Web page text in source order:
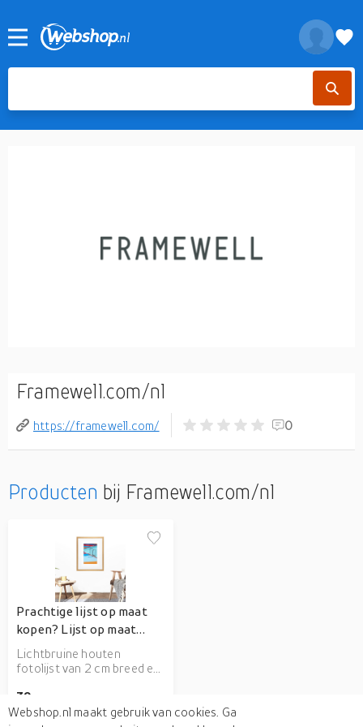
Framewell.com/nl
https://framewell.com/ 0
Producten bij Framewell.com/nl
Prachtige lijst op maat
kopen? Lijst op maat
Ch�� nu voor
Lichtbruine houten
fotolijst van 2 cm breed en
en moderne lijst. Deze
houtkleur komt veel voor in
39,-
Webshop.nl maakt gebruik van cookies. Ga